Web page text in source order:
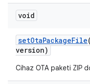
void
setOtaPackageFile
version)
Cihaz OTA paketi ZIP